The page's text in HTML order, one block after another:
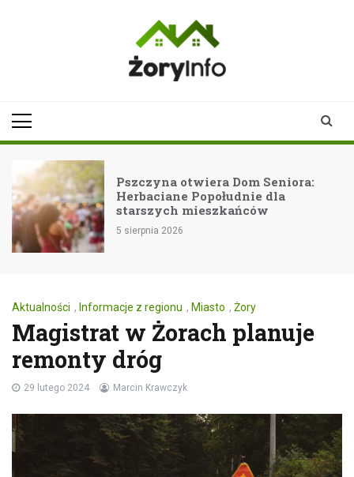
Pszczyna otwiera Dom Seniora:
Herbaciane Popołudnie dla
starszych mieszkańców
5 sierpnia 2026
Aktualności , Informacje z regionu , Miasto , Żory
Magistrat w Żorach planuje
remonty dróg
29 lutego 2024 Marcin Krawczyk